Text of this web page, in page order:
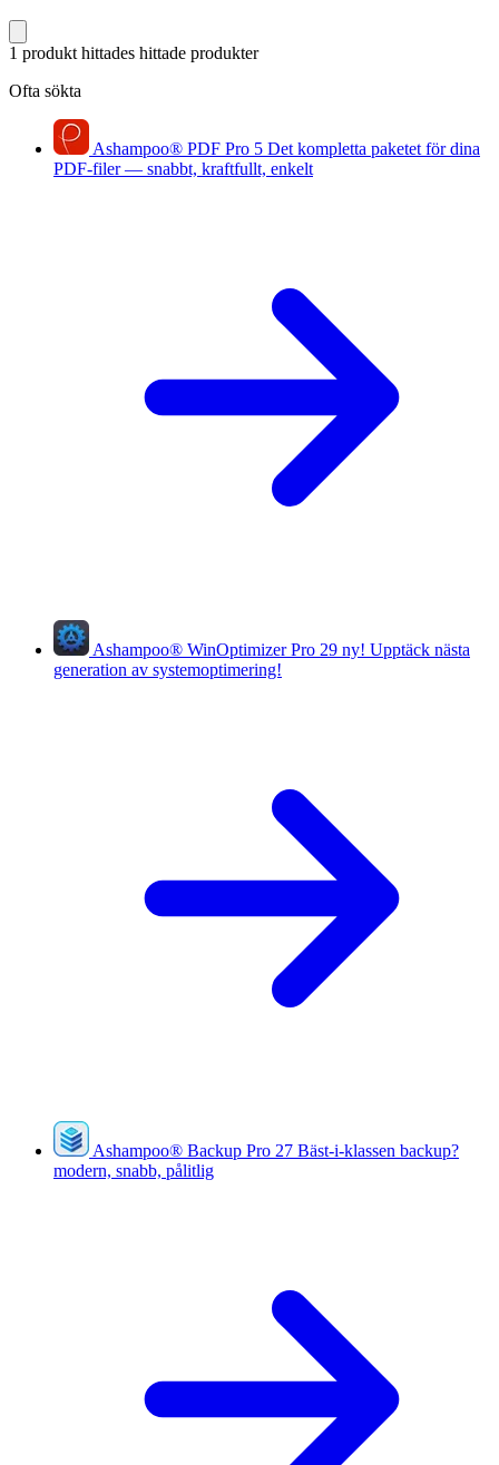
1 produkt hittades hittade produkter
Ofta sökta
Ashampoo® PDF Pro 5 Det kompletta paketet för dina
PDF-filer — snabbt, kraftfullt, enkelt
Ashampoo® WinOptimizer Pro 29 ny! Upptäck nästa
generation av systemoptimering!
Ashampoo® Backup Pro 27 Bäst-i-klassen backup?
modern, snabb, pålitlig